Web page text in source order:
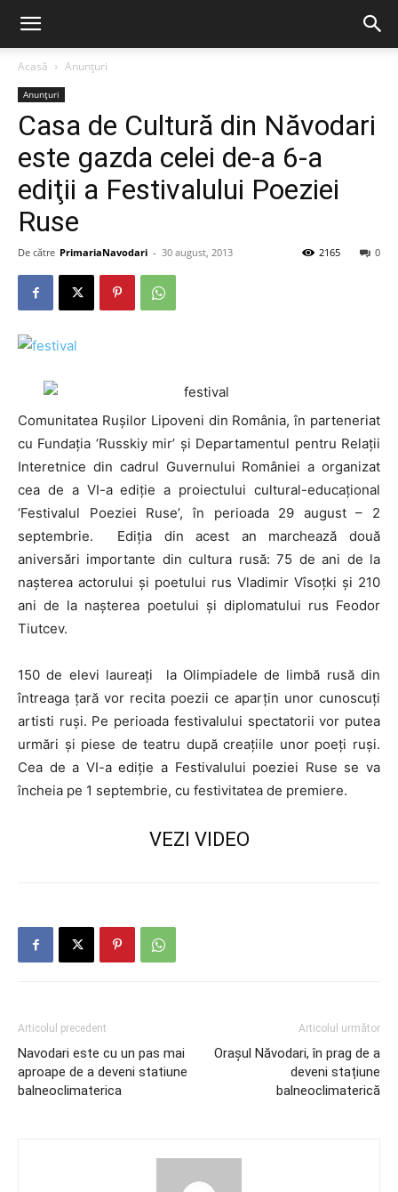
Acasă Anunțuri
Anunțuri
Casa de Cultură din Năvodari
este gazda celei de-a 6-a
ediţii a Festivalului Poeziei
Ruse
De către PrimariaNavodari - 30 august, 2013 0
2165
Comunitatea Ruşilor Lipoveni din România, în parteneriat
cu Fundaţia ’Russkiy mir’ şi Departamentul pentru Relaţii
Interetnice din cadrul Guvernului României a organizat
cea de a VI-a ediție a proiectului cultural-educaţional
‘Festivalul Poeziei Ruse’, în perioada 29 august – 2
septembrie. Ediţia din acest an marchează două
aniversări importante din cultura rusă: 75 de ani de la
naşterea actorului şi poetului rus Vladimir Vîsoţki şi 210
ani de la naşterea poetului şi diplomatului rus Feodor
Tiutcev.
150 de elevi laureați la Olimpiadele de limbă rusă din
întreaga țară vor recita poezii ce aparțin unor cunoscuți
artisti ruși. Pe perioada festivalului spectatorii vor putea
urmări și piese de teatru după creațiile unor poeți ruși.
Cea de a VI-a ediție a Festivalului poeziei Ruse se va
încheia pe 1 septembrie, cu festivitatea de premiere.
VEZI VIDEO
Articolul precedent
Navodari este cu un pas mai
aproape de a deveni statiune
balneoclimaterica
Articolul următor
Orașul Năvodari, în prag de a
deveni stațiune
balneoclimaterică